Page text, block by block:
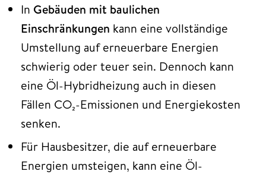
In Gebäuden mit baulichen
Einschränkungen kann eine vollständige
Umstellung auf erneuerbare Energien
schwierig oder teuer sein. Dennoch kann
eine Öl-Hybridheizung auch in diesen
Fällen CO₂-Emissionen und Energiekosten
senken.
Für Hausbesitzer, die auf erneuerbare
Energien umsteigen, kann eine Öl-